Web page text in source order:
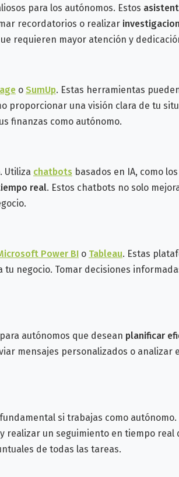
para los autónomos. Estos
recordatorios o realizar
requieren mayor atención y
o SumUp. Estas herramientas
proporcionar una visión clara de tu
finanzas como autónomo.
Utiliza chatbots basados en IA, como
real. Estos chatbots no solo
Power BI o Tableau. Estas
tu negocio. Tomar decisiones
autónomos que desean planificar
mensajes personalizados o
si trabajas como
y realizar un seguimiento en tiempo real
de todas las tareas.